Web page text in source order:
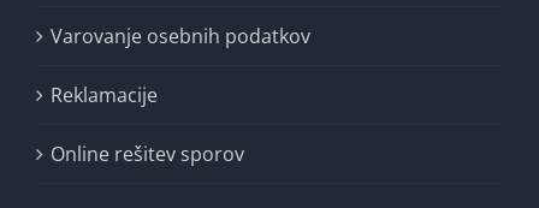
Varovanje osebnih podatkov
Reklamacije
Online rešitev sporov